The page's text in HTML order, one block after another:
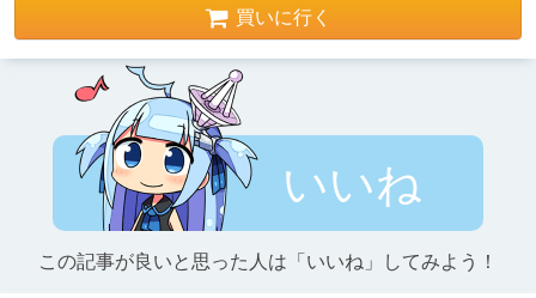
買いに行く
いいね
この記事が良いと思った人は「いいね」してみよう！